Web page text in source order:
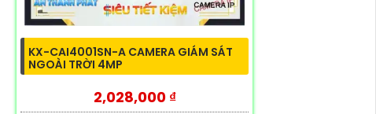
KX-CAI4001SN-A CAMERA GIÁM SÁT
NGOÀI TRỜI 4MP
2,028,000 ₫